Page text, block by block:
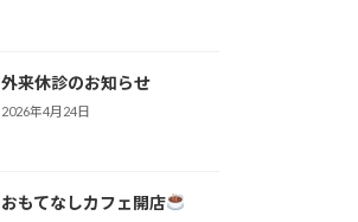
外来休診のお知らせ
2026年4月24日
おもてなしカフェ開店